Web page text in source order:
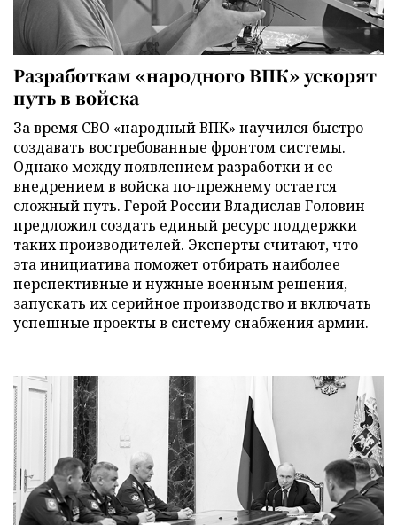
Разработкам «народного ВПК» ускорят
путь в войска
За время СВО «народный ВПК» научился быстро
создавать востребованные фронтом системы.
Однако между появлением разработки и ее
внедрением в войска по-прежнему остается
сложный путь. Герой России Владислав Головин
предложил создать единый ресурс поддержки
таких производителей. Эксперты считают, что
эта инициатива поможет отбирать наиболее
перспективные и нужные военным решения,
запускать их серийное производство и включать
успешные проекты в систему снабжения армии.